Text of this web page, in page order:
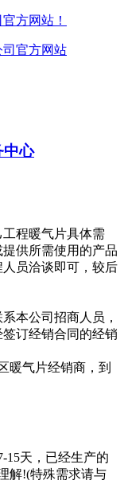
方网站！
中心
程暖气片具体需
供所需使用的产品
员洽谈即可，较后
本公司招商人员，
订经销合同的经销
暖气片经销商，到
15天，已经生产的
解!(特殊需求请与